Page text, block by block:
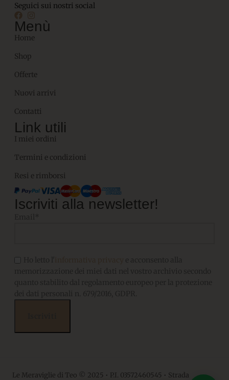
Seguici sui nostri social
Menù
Home
Shop
Offerte
Nuovi arrivi
Contatti
Link utili
I miei ordini
Termini e condizioni
Resi e rimborsi
Iscriviti alla newsletter!
Le Meraviglie di Teo © 2025 • P.I. 03572460545 • Strada